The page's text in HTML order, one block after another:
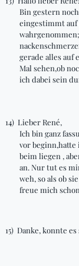
Bin gestern
eingestimmt auf
wahrgenommen
gerade alles auf
Mal sehen,ob
ich dabei sein
14) Lieber René,
Ich bin ganz
vorbeginn,hatte
beim liegen ,
an. Nur tut es
weh, so als ob
freue mich
15) Danke, konnte